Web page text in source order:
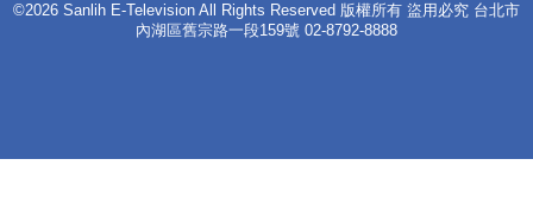
©2026 Sanlih E-Television All Rights Reserved 版權所有 盜用必究 台北市
內湖區舊宗路一段159號 02-8792-8888